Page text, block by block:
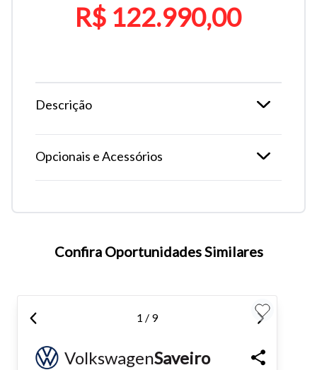
R$ 122.990,00
Descrição
Opcionais e Acessórios
Confira Oportunidades Similares
1 / 9
VolkswagenSaveiro